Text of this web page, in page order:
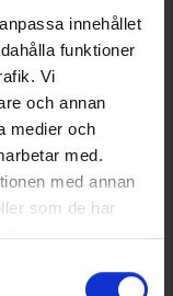
innehållet
funktioner
Vi
och annan
medier och
med.
med annan
som de har
kr